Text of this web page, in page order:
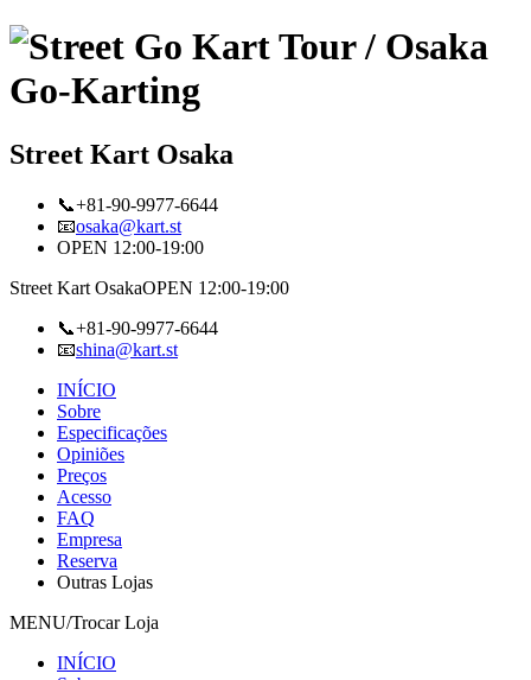
Street Kart Osaka
📞+81-90-9977-6644
📧osaka@kart.st
OPEN 12:00-19:00
Street Kart OsakaOPEN 12:00-19:00
📞+81-90-9977-6644
📧shina@kart.st
INÍCIO
Sobre
Especificações
Opiniões
Preços
Acesso
FAQ
Empresa
Reserva
Outras Lojas
MENU/Trocar Loja
INÍCIO